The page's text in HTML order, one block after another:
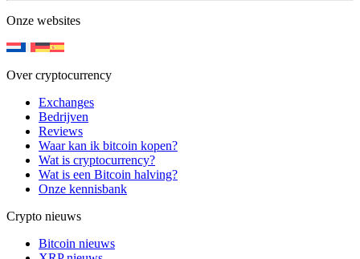
Onze websites
Over cryptocurrency
Exchanges
Bedrijven
Reviews
Waar kan ik bitcoin kopen?
Wat is cryptocurrency?
Wat is een Bitcoin halving?
Onze kennisbank
Crypto nieuws
Bitcoin nieuws